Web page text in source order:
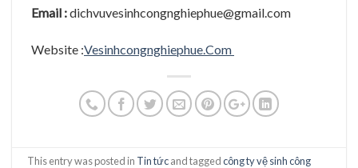
Email :dichvuvesinhcongnghiephue@gmail.com
Website :Vesinhcongnghiephue.Com
This entry was posted in Tin tứcand taggedcông ty vệ sinh công